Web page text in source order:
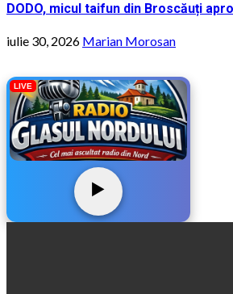
DODO, micul taifun din Broscăuți
iulie 30, 2026 Marian Morosan
LIVE
▶️